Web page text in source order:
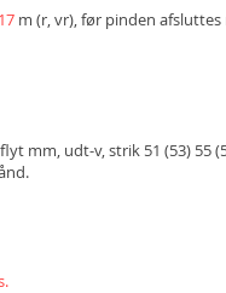
17 m (r, vr), før pinden
mm, udt-v, strik 51 (53) 55